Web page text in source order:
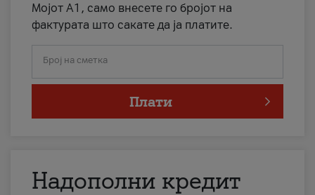
Мојот А1, само внесете го бројот на
фактурата што сакате да ја платите.
Број на сметка
Плати
Надополни кредит